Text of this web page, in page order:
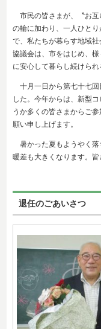
市民の皆さまが、〝お互
の輪に加わり、一人ひと
で、私たちが暮らす地域
協議会は、市をはじめ、
に安心して暮らし続けら
十月一日から第七十七回
した。今年からは、新型
うか多くの皆さまからご
願い申し上げます。
暑かった夏もようやく落
暖差も大きくなります。皆
退任のごあいさつ